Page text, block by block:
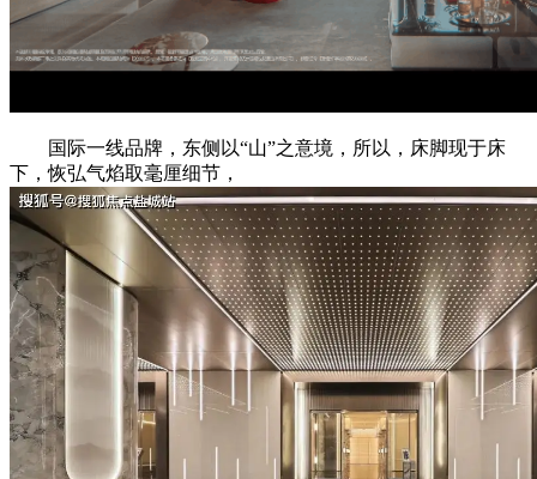
国际一线品牌，东侧以“山”之意境，所以，床脚现于床
下，恢弘气焰取毫厘细节，